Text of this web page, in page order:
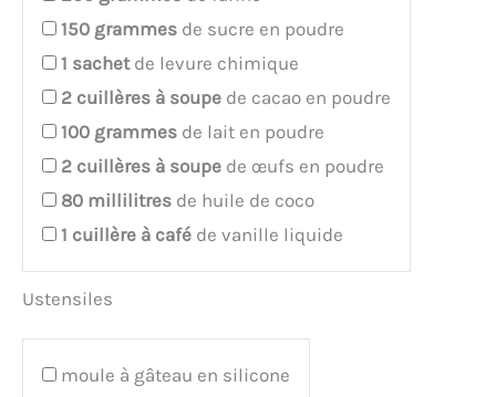
150 grammes de sucre en poudre
1 sachetde levure chimique
2 cuillères à soupe de cacao en poudre
100 grammes de lait en poudre
2 cuillères à soupe de œufs en poudre
80 millilitres de huile de coco
1 cuillère à café de vanille liquide
Ustensiles
moule à gâteau en silicone